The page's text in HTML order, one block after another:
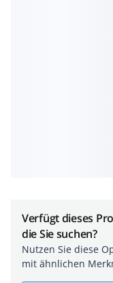
Verfügt dieses
die Sie suchen?
Nutzen Sie diese
mit ähnlichen